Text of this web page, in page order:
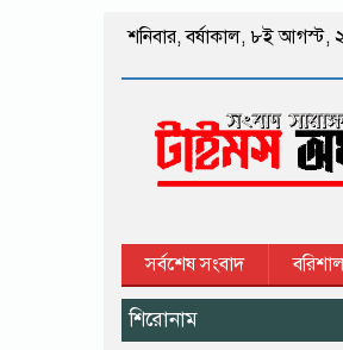
শনিবার,বর্ষাকাল, ৮ই আগস্ট,
সর্বশেষ সংবাদ
শিরোনাম